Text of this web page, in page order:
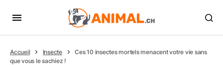
Accueil Insecte
Ces 10 insectes mortels menacent votre vie sans
que vous le sachiez !